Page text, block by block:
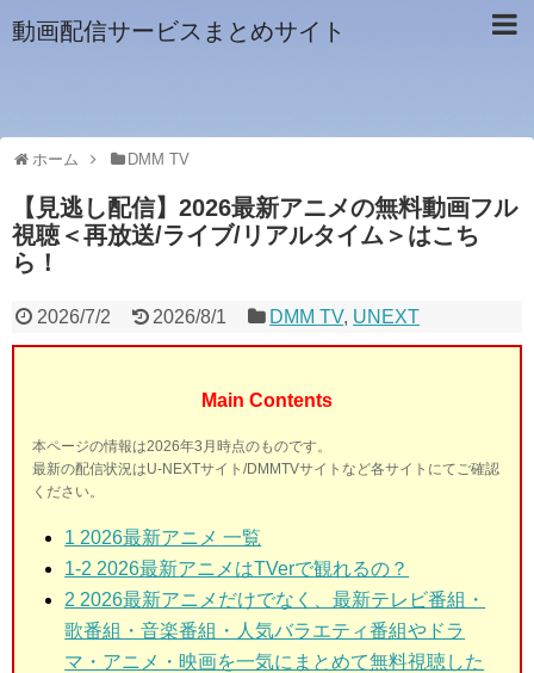
動画配信サービスまとめサイト
ホーム DMM TV
【見逃し配信】2026最新アニメの無料動画フル
視聴＜再放送/ライブ/リアルタイム＞はこち
ら！
2026/7/2 2026/8/1 DMM TV, UNEXT
Main Contents
本ページの情報は2026年3月時点のものです。
最新の配信状況はU-NEXTサイト/DMMTVサイトなど各サイトにてご確認
ください。
1 2026最新アニメ 一覧
1-2 2026最新アニメはTVerで観れるの？
2 2026最新アニメ だけでなく、最新テレビ番組・
歌番組・音楽番組・人気バラエティ番組やドラ
マ・アニメ・映画を一気にまとめて無料視聴した